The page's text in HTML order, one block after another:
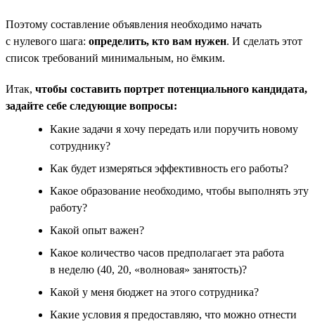
Поэтому составление объявления необходимо начать
с нулевого шага: определить, кто вам нужен. И сделать этот
список требований минимальным, но ёмким.
Итак, чтобы составить портрет потенциального кандидата,
задайте себе следующие вопросы:
Какие задачи я хочу передать или поручить новому
сотруднику?
Как будет измеряться эффективность его работы?
Какое образование необходимо, чтобы выполнять эту
работу?
Какой опыт важен?
Какое количество часов предполагает эта работа
в неделю (40, 20, «волновая» занятость)?
Какой у меня бюджет на этого сотрудника?
Какие условия я предоставляю, что можно отнести